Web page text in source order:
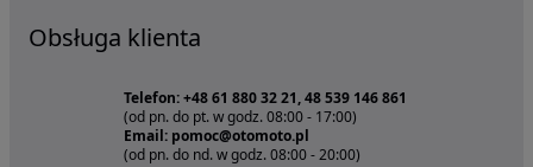
Obsługa klienta
Telefon: +48 61 880 32 21, 48 539 146 861
(od pn. do pt. w godz. 08:00 - 17:00)
Email: pomoc@otomoto.pl
(od pn. do nd. w godz. 08:00 - 20:00)